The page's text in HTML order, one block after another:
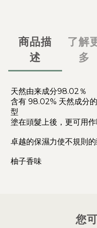
商品描
述
了解
多
天然由来成分98.02％
含有 98.02% 天然成分
型
塗在頭髮上後，更可用
卓越的保濕力使不規則
柚子香味
您